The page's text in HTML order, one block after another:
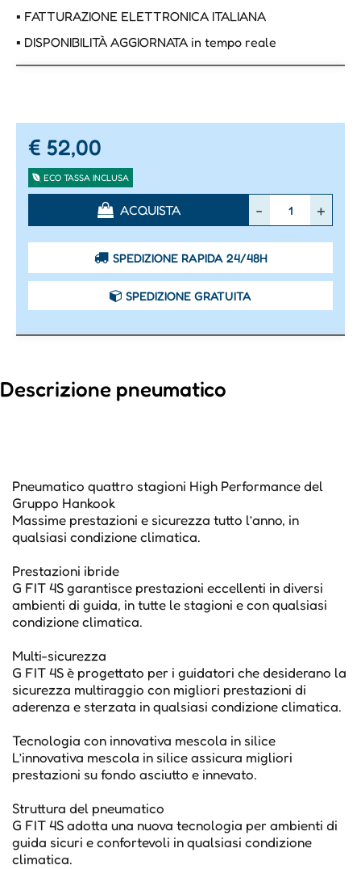
▪ FATTURAZIONE ELETTRONICA ITALIANA
▪ DISPONIBILITÀ AGGIORNATA in tempo reale
€ 52,00
ECO TASSA INCLUSA
ACQUISTA
SPEDIZIONE RAPIDA 24/48H
SPEDIZIONE GRATUITA
Descrizione pneumatico
Pneumatico quattro stagioni High Performance del
Gruppo Hankook
Massime prestazioni e sicurezza tutto l’anno, in
qualsiasi condizione climatica.
Prestazioni ibride
G FIT 4S garantisce prestazioni eccellenti in diversi
ambienti di guida, in tutte le stagioni e con qualsiasi
condizione climatica.
Multi-sicurezza
G FIT 4S è progettato per i guidatori che desiderano la
sicurezza multiraggio con migliori prestazioni di
aderenza e sterzata in qualsiasi condizione climatica.
Tecnologia con innovativa mescola in silice
L’innovativa mescola in silice assicura migliori
prestazioni su fondo asciutto e innevato.
Struttura del pneumatico
G FIT 4S adotta una nuova tecnologia per ambienti di
guida sicuri e confortevoli in qualsiasi condizione
climatica.